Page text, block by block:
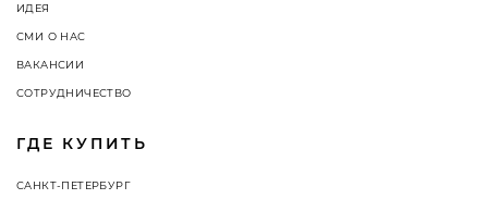
ИДЕЯ
СМИ О НАС
ВАКАНСИИ
СОТРУДНИЧЕСТВО
ГДЕ КУПИТЬ
САНКТ-ПЕТЕРБУРГ